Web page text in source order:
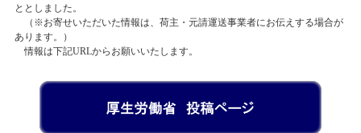
ととしました。
（※お寄せいただいた情報は、荷主・元請運送事業者にお伝えする場合が
あります。）
情報は下記URLからお願いいたします。